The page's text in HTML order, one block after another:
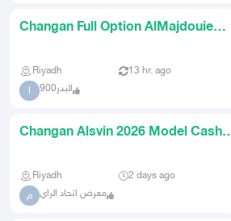
Changan Full Option AlMajdouie
Riyadh 13 hr. ago
ا البدر900
Changan Alsvin 2026 Model Cash
Riyadh 2 days ago
م معرض اتحاد الراي